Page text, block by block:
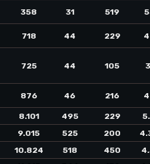
358 31 519
718 44 229
725 44 105
876 46 216
8.101 495 229
9.015 525 200
10.824 518 450